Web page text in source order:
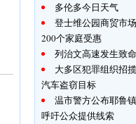
多伦多今日天气
登士维公园商贸市
200个家庭受惠
列治文高速发生致
大多区犯罪组织招
汽车盗窃目标
温市警方公布耶鲁
呼吁公众提供线索